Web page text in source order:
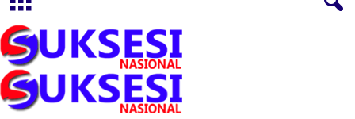
s
i
a
s